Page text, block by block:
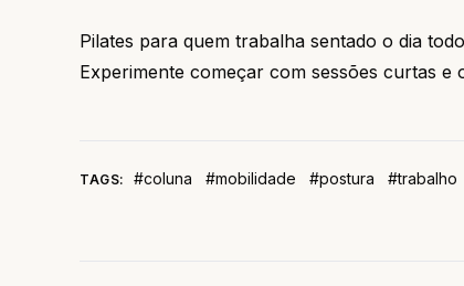
Pilates para quem trabalha sentado o dia
Experimente começar com sessões curtas
TAGS: #coluna #mobilidade #postura #trabalho